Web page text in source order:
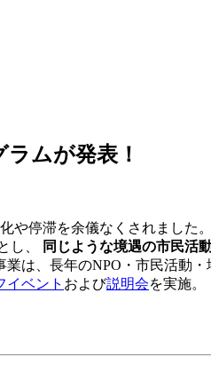
ムが発表！
や停滞を余儀なくされました
し、
同じような境遇の市民活
は、長年のNPO・市民活動
イベント および説明会を実施。